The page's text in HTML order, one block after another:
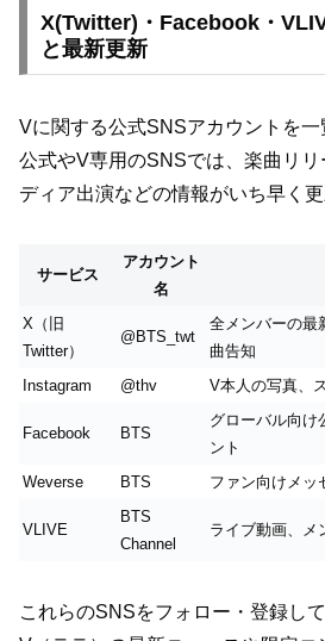
X(Twitter)・Facebook・
と最新更新
Vに関する公式SNSアカウントを
公式やV専用のSNSでは、楽曲リリ
ディア出演などの情報がいち早く更
サービス
アカウント
名
X（旧
Twitter）
@BTS_twt
全メンバーの最
曲告知
Instagram
@thv V本人の写真、
Facebook BTS
グローバル向け
ント
Weverse
BTS ファン向けメッ
VLIVE
BTS
Channel
ライブ動画、メ
これらのSNSをフォロー・登録し